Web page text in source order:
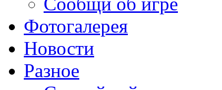
Фотогалерея
Новости
Разное